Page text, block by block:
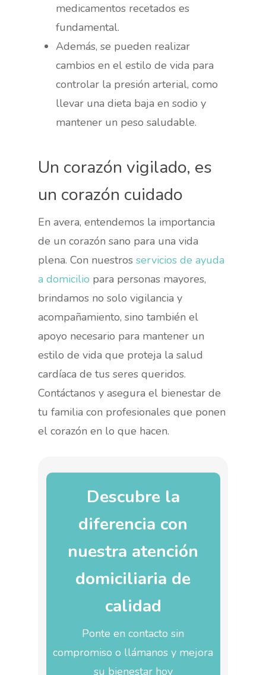
medicamentos recetados es
fundamental.
Además, se pueden realizar
cambios en el estilo de vida para
controlar la presión arterial, como
llevar una dieta baja en sodio y
mantener un peso saludable.
Un corazón vigilado, es
un corazón cuidado
En avera, entendemos la importancia
de un corazón sano para una vida
plena. Con nuestrosservicios de ayuda
a domicilio para personas mayores,
brindamos no solo vigilancia y
acompañamiento, sino también el
apoyo necesario para mantener un
estilo de vida que proteja la salud
cardíaca de tus seres queridos.
Contáctanos y asegura el bienestar de
tu familia con profesionales que ponen
el corazón en lo que hacen.
Descubre la
diferencia con
nuestra atención
domiciliaria de
calidad
Ponte en contacto sin
compromiso o llámanos y mejora
su bienestar hoy